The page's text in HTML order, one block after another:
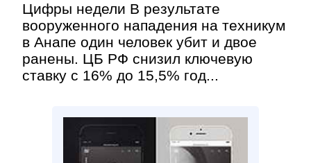
Цифры недели В результате
вооруженного нападения на техникум
в Анапе один человек убит и двое
ранены. ЦБ РФ снизил ключевую
ставку с 16% до 15,5% год...